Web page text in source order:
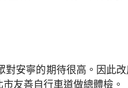
安寧的期待很高。因此
友善自行車道做總體檢。